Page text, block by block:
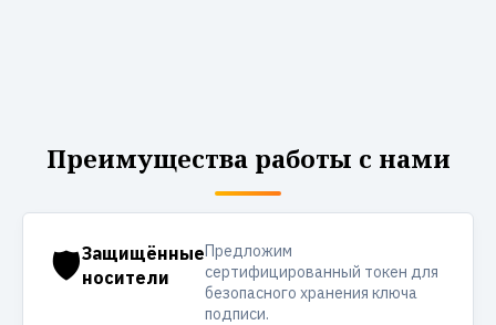
Преимущества работы с нами
🛡️Защищённые
носители
Предложим
сертифицированный токен для
безопасного хранения ключа
подписи.